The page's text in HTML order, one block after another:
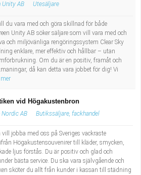
vård- o specialavd. o mottagning
Unity AB Utesäljare
du vara med och göra skillnad för både
Unity AB söker säljare som vill vara med och
och miljövänliga rengöringssystem Clear Sky
enklare, mer effektiv och hållbar – utan
Om du är en positiv, framåt och
då kan detta vara jobbet för dig! Vi
vid Högakustenbron
Nordic AB Butikssäljare, fackhandel
jobba med oss på Sveriges vackraste
Högakustensouvenirer till kläder, smycken,
ljus förstås. Du är positiv och glad och
bästa service. Du ska vara självgående och
sköter du allt från kunder i kassan till städning